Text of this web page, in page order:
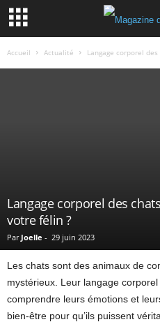
Accueil Actualité Langage corporel
Langage corporel des
votre félin ?
Par Joelle - 29 juin 2023
Les chats sont des animaux de
mystérieux. Leur langage
comprendre leurs émotions et
bien-être pour qu’ils puissent